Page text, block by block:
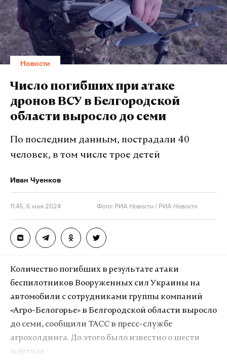
Новости
Число погибших при атаке
дронов ВСУ в Белгородской
области выросло до семи
По последним данным, пострадали 40
человек, в том числе трое детей
Иван Чуенков
11:45, 6 мая 2024 Фото: РИА Новости / РИА Новости
Количество погибших в результате атаки
беспилотников Вооруженных сил Украины на
автомобили с сотрудниками группы компаний
«Агро-Белогорье» в Белгородской области выросло
до семи, сообщили ТАСС в пресс-службе
агрохолдинга. До этого было известно о шести
жертвах.